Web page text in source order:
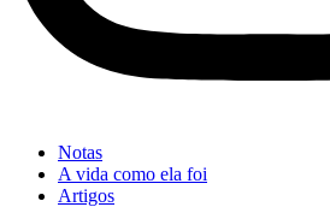
Notas
A vida como ela foi
Artigos